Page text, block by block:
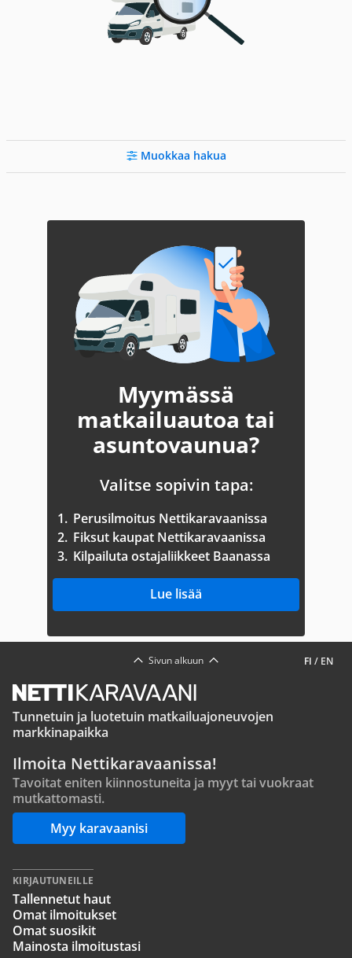
Muokkaa hakua
Myymässä
matkailuautoa tai
asuntovaunua?
Valitse sopivin tapa:
1. Perusilmoitus Nettikaravaanissa
2. Fiksut kaupat Nettikaravaanissa
3. Kilpailuta ostajaliikkeet Baanassa
Lue lisää
FI / EN
Sivun alkuun
Tunnetuin ja luotetuin matkailuajoneuvojen
markkinapaikka
Ilmoita Nettikaravaanissa!
Tavoitat eniten kiinnostuneita ja myyt tai vuokraat
mutkattomasti.
Myy karavaanisi
KIRJAUTUNEILLE
Tallennetut haut
Omat ilmoitukset
Omat suosikit
Mainosta ilmoitustasi